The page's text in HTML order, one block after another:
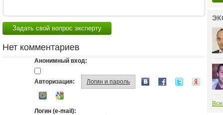
Задать свой вопрос эксперту
Нет комментариев
Анонимный вход:
Авторизация: Логин и пароль
Логин (e-mail):